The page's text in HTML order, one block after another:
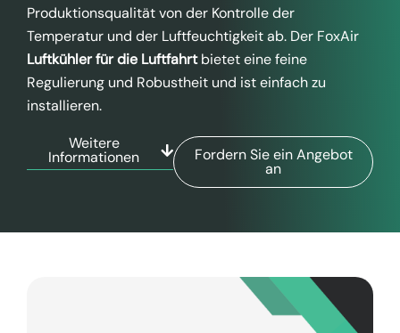
Produktionsqualität von der Kontrolle der
Temperatur und der Luftfeuchtigkeit ab. Der FoxAir
Luftkühler für die Luftfahrtbietet eine feine
Regulierung und Robustheit und ist einfach zu
installieren.
Weitere
Informationen Fordern Sie ein Angebot
an